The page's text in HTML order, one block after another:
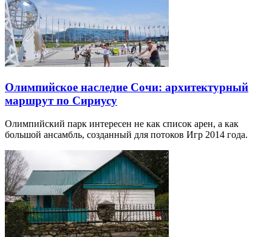
Олимпийское наследие Сочи: архитектурный
маршрут по Сириусу
Олимпийский парк интересен не как список арен, а как
большой ансамбль, созданный для потоков Игр 2014 года.